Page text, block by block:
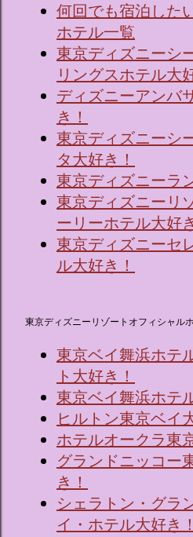
何回でも宿泊した
ホテル一覧
東京ディズニーシ
リングスホテル大
ディズニーアンバ
き！
東京ディズニーシ
タ大好き！
東京ディズニーラ
東京ディズニーリ
ーリーホテル大好
東京ディズニーセ
ル大好き！
東京ディズニーリゾートオフィシャル
東京ベイ舞浜ホテ
ト大好き！
東京ベイ舞浜ホテ
ヒルトン東京ベイ
ホテルオークラ東
グランドニッコー
き！
シェラトン・グラ
イ・ホテル大好き！